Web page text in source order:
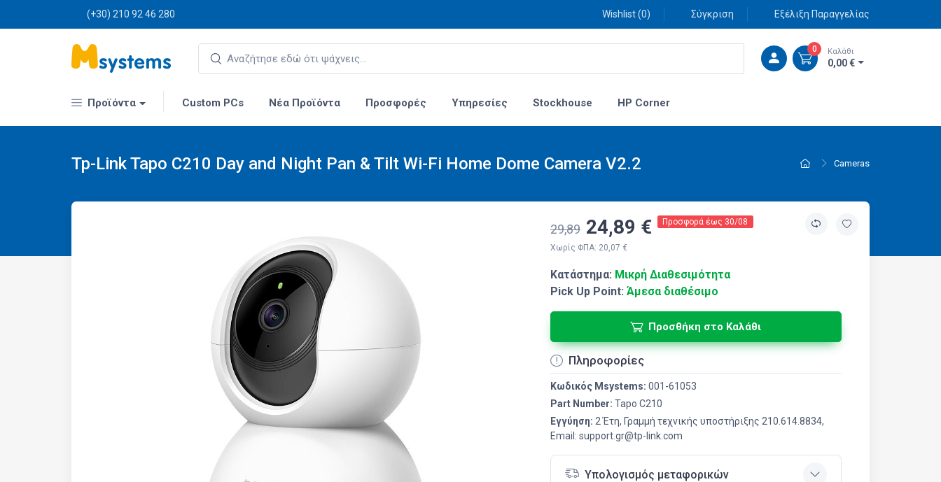
(+30) 210 92 46 280 Wishlist (0) Σύγκριση Εξέλιξη Παραγγελίας
0 Καλάθι
0,00 €
Προϊόντα Custom PCs Νέα Προϊόντα Προσφορές Υπηρεσίες Stockhouse HP Corner
Cameras
Tp-Link Tapo C210 Day and Night Pan & Tilt Wi-Fi Home Dome Camera V2.2
29,89 24,89 € Προσφορά έως 30/08
Χωρίς ΦΠΑ: 20,07 €
Κατάστημα: Μικρή Διαθεσιμότητα
Pick Up Point: Άμεσα διαθέσιμο
Προσθήκη στο Καλάθι
Πληροφορίες
Κωδικός Msystems: 001-61053
Part Number: Tapo C210
Εγγύηση: 2 Έτη, Γραμμή τεχνικής υποστήριξης 210.614.8834,
Email: support.gr@tp-link.com
Υπολογισμός μεταφορικών